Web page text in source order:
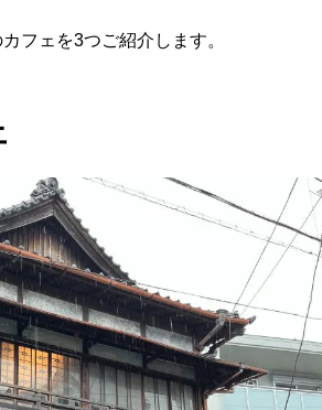
フェを3つご紹介します。